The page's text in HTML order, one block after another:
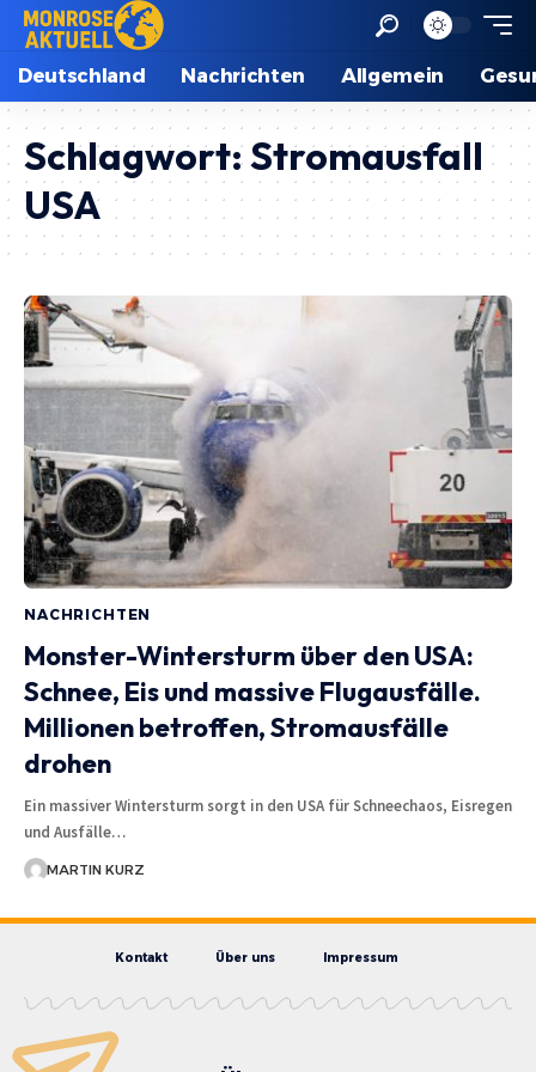
Deutschland Nachrichten Allgemein
Schlagwort:Stromausfall
USA
NACHRICHTEN
Monster-Wintersturm über den USA:
Schnee, Eis und massive Flugausfälle.
Millionen betroffen, Stromausfälle
drohen
Ein massiver Wintersturm sorgt in den USA für Schneechaos, Eisregen
und Ausfälle…
MARTIN KURZ
Kontakt Über uns Impressum